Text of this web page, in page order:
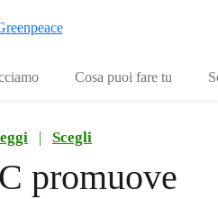
Cosa puoi fare tu
| Scegli
promuove